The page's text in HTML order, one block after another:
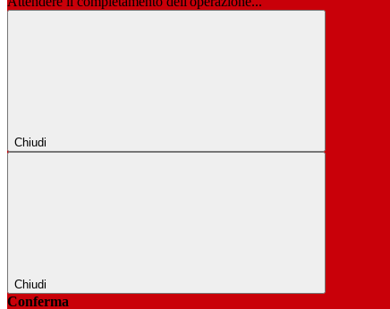
Chiudi
Chiudi
Conferma